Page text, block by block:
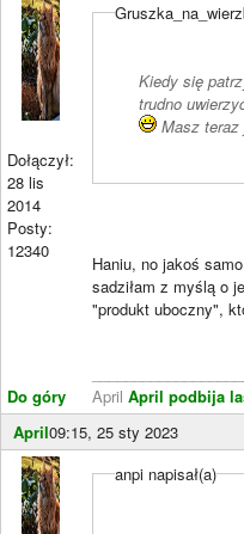
Dołączył:
28 lis
2014
Posty:
12340
Do góry
Kiedy się
trudno
Masz teraz
Haniu, no jakoś
sadziłam z myślą o
"produkt uboczny",
April April podbija
April09:15, 25 sty 2023
anpi napisał(a)